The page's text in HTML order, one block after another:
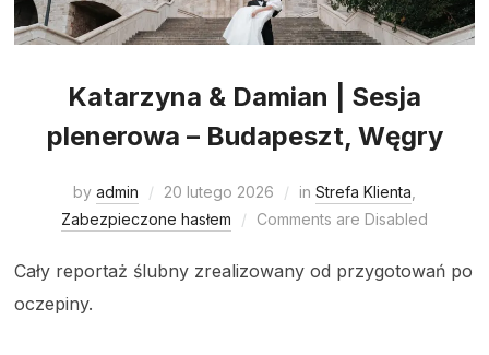
Katarzyna & Damian | Sesja
plenerowa – Budapeszt, Węgry
by admin 20 lutego 2026 in Strefa Klienta
Zabezpieczone hasłem
Comments are Disabled
Cały reportaż ślubny zrealizowany od przygotowań po
oczepiny.